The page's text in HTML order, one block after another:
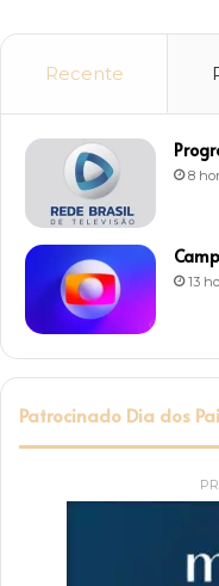
Recente
8
13
Patrocinado Dia dos